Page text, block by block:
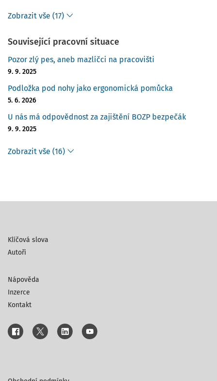
Zobrazit vše (17)
Související pracovní situace
Pozor zlý pes, aneb mazlíčci na pracovišti
9. 9. 2025
Podložka pod nohy jako ergonomická pomůcka
5. 6. 2026
U nás má odpovědnost za zajištění BOZP bezpečák
9. 9. 2025
Zobrazit vše (16)
Klíčová slova
Autoři
Nápověda
Inzerce
Kontakt